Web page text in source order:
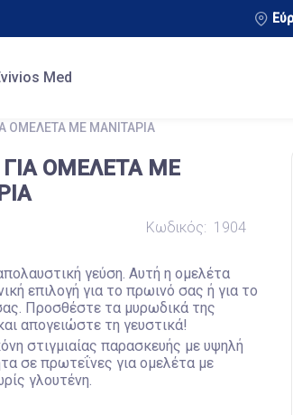
Med
ΟΜΕΛΕΤΑ ΜΕ ΜΑΝΙΤΑΡΙΑ
ΟΜΕΛΕΤΑ ΜΕ
Κωδικός: 1904
γεύση. Αυτή η ομελέτα
επιλογή για το πρωινό σας ή για το
Προσθέστε τα μυρωδικά της
απογειώστε τη γευστικά!
στιγμιαίας παρασκευής με υψηλή
σε πρωτεΐνες για ομελέτα με
γλουτένη.